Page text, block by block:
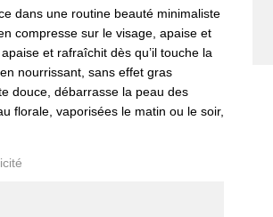
dans une routine beauté minimaliste
compresse sur le visage, apaise et
et rafraîchit dès qu’il touche la
nourrissant, sans effet gras
douce, débarrasse la peau des
florale, vaporisées le matin ou le soir,